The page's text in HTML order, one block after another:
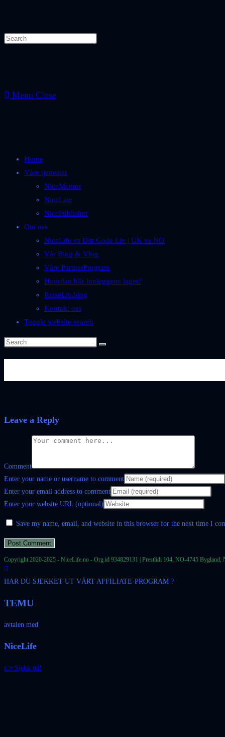
Menu Close
Home
Våre tjenester
NiceMentor
NiceLaw
NicePublisher
Om oss
NiceLife vs Ditt Gode Liv | UK vs NO
Vår Blog & Vlog
Våre PartnerProgram
Hvordan blir innleggene laget?
ReiseLiv.blog
Kontakt oss
Toggle website search
Leave a Reply
Comment
Enter your name or username to comment
Enter your email address to comment
Enter your website URL (optional)
Save my name, email, and website in this browser for the next time I
Copyright 2020-2025 - NiceLife.no - Org.id 934829131 | Prestlidi 104, NO-4745
HAR DU SJEKKET UT VÅRT AFFILIATE-PROGRAM ?
TEMU
avtalen med
NiceLife
👉 Sjekk nå!